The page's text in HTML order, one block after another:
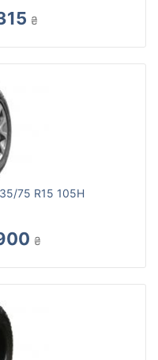
₴
75 R15 105H
₴